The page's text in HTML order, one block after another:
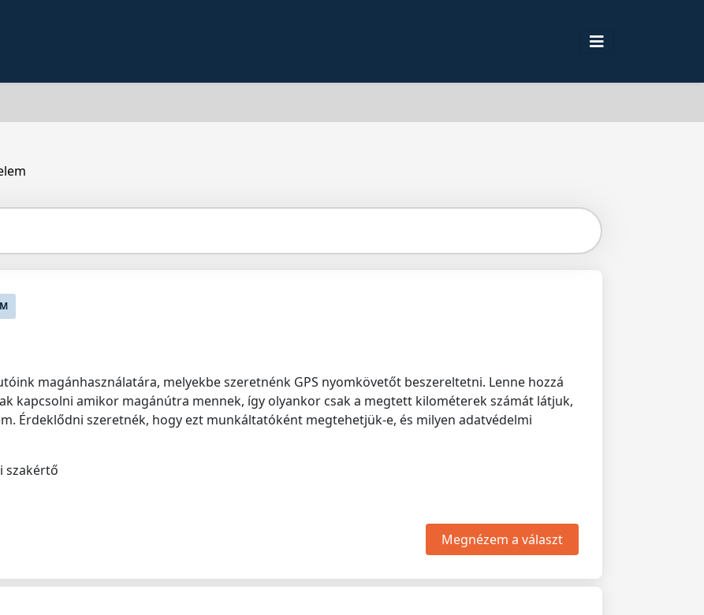
magánhasználatára, melyekbe szeretnénk GPS nyomkövetőt beszereltetni. Lenne hozzá
kapcsolni amikor magánútra mennek, így olyankor csak a megtett kilométerek számát látjuk,
Érdeklődni szeretnék, hogy ezt munkáltatóként megtehetjük-e, és milyen adatvédelmi
szakértő
Megnézem a választ